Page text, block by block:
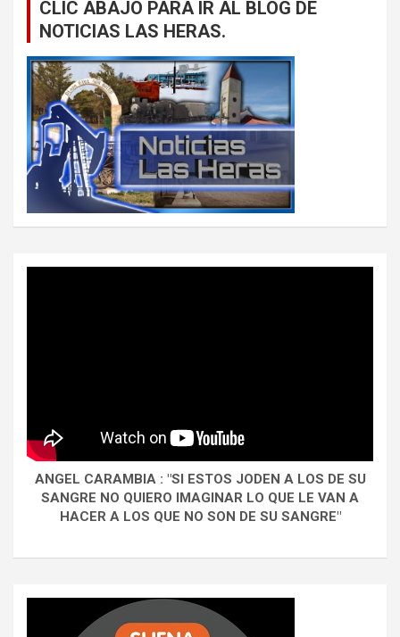
CLIC ABAJO PARA IR AL BLOG DE
NOTICIAS LAS HERAS.
ANGEL CARAMBIA : "SI ESTOS JODEN A LOS DE SU
SANGRE NO QUIERO IMAGINAR LO QUE LE VAN A
HACER A LOS QUE NO SON DE SU SANGRE"